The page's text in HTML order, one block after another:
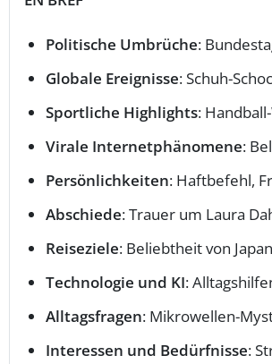
Politische Umbrüche:
Globale Ereignisse: Schuh-
Sportliche Highlights:
Virale Internetphänomene:
Persönlichkeiten: Haftbefehl,
Abschiede: Trauer um Laura
Reiseziele: Beliebtheit von
Technologie und KI:
Alltagsfragen: Mikrowellen-
Interessen und Bedürfnisse: